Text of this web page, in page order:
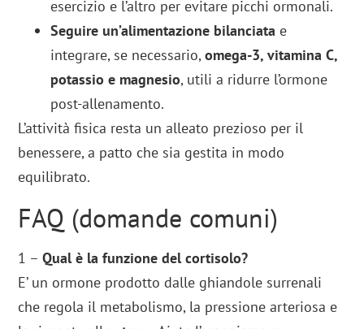
esercizio e l’altro per evitare picchi ormonali.
Seguire un’alimentazione bilanciata e
integrare, se necessario,omega-3, vitamina C,
potassio e magnesio, utili a ridurre l’ormone
post-allenamento.
L’attività fisica resta un alleato prezioso per il
benessere, a patto che sia gestita in modo
equilibrato.
FAQ (domande comuni)
1 –Qual è la funzione del cortisolo?
E’ un ormone prodotto dalle ghiandole surrenali
che regola il metabolismo, la pressione arteriosa e